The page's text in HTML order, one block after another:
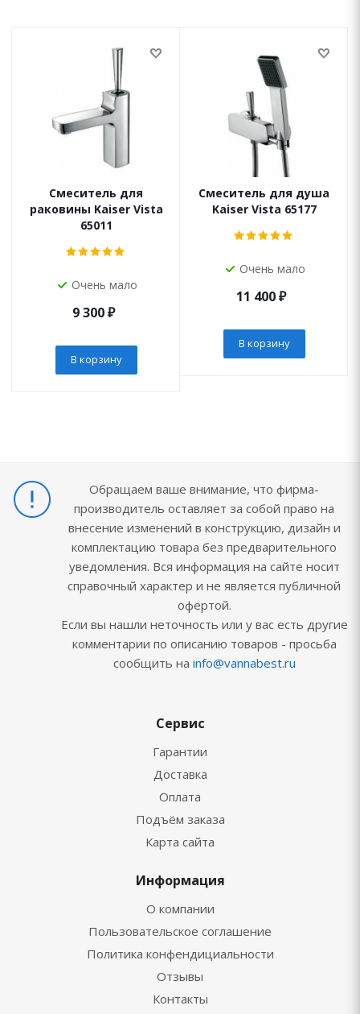
Смеситель для
раковины Kaiser Vista
65011
Очень мало
9 300₽
В корзину
Смеситель для душа
Kaiser Vista 65177
Очень мало
11 400₽
В корзину
Обращаем ваше внимание, что фирма-
производитель оставляет за собой право на
внесение изменений в конструкцию, дизайн и
комплектацию товара без предварительного
уведомления. Вся информация на сайте носит
справочный характер и не является публичной
офертой.
Если вы нашли неточность или у вас есть другие
комментарии по описанию товаров - просьба
сообщить на info@vannabest.ru
Сервис
Гарантии
Доставка
Оплата
Подъём заказа
Карта сайта
Информация
О компании
Пользовательское соглашение
Политика конфендициальности
Отзывы
Контакты